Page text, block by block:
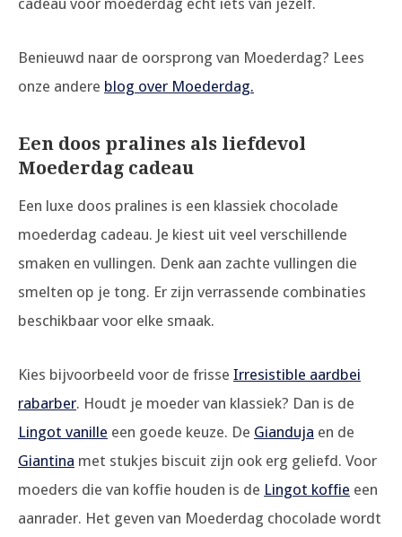
cadeau voor moederdag echt iets van jezelf.
Benieuwd naar de oorsprong van Moederdag? Lees
onze andere blog over Moederdag.
Een doos pralines als liefdevol
Moederdag cadeau
Een luxe doos pralines is een klassiek chocolade
moederdag cadeau. Je kiest uit veel verschillende
smaken en vullingen. Denk aan zachte vullingen die
smelten op je tong. Er zijn verrassende combinaties
beschikbaar voor elke smaak.
Kies bijvoorbeeld voor de frisse Irresistible aardbei
rabarber. Houdt je moeder van klassiek? Dan is de
Lingot vanille een goede keuze. De Gianduja en de
Giantina met stukjes biscuit zijn ook erg geliefd. Voor
moeders die van koffie houden is de Lingot koffie een
aanrader. Het geven van Moederdag chocolade wordt